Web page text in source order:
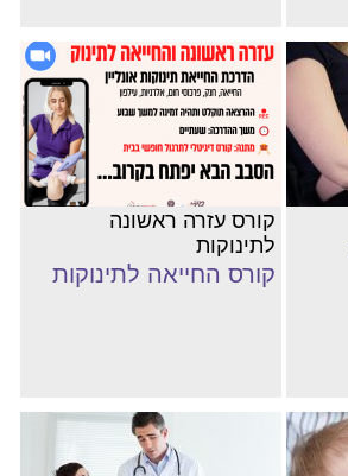
קורס עזרה ראשונה
לתינוקות
קורס החייאה לתינוקות